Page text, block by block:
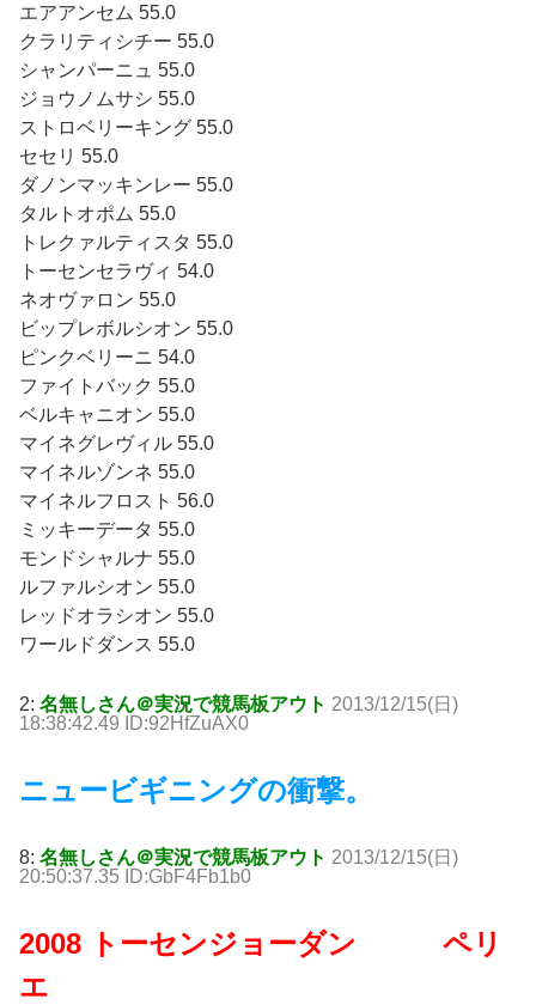
エアアンセム 55.0
クラリティシチー 55.0
シャンパーニュ 55.0
ジョウノムサシ 55.0
ストロベリーキング 55.0
セセリ 55.0
ダノンマッキンレー 55.0
タルトオポム 55.0
トレクァルティスタ 55.0
トーセンセラヴィ 54.0
ネオヴァロン 55.0
ビップレボルシオン 55.0
ピンクベリーニ 54.0
ファイトバック 55.0
ベルキャニオン 55.0
マイネグレヴィル 55.0
マイネルゾンネ 55.0
マイネルフロスト 56.0
ミッキーデータ 55.0
モンドシャルナ 55.0
ルファルシオン 55.0
レッドオラシオン 55.0
ワールドダンス 55.0
2: 名無しさん＠実況で競馬板アウト 2013/12/15(日)
18:38:42.49 ID:92HfZuAX0
ニュービギニングの衝撃。
8: 名無しさん＠実況で競馬板アウト 2013/12/15(日)
20:50:37.35 ID:GbF4Fb1b0
2008 トーセンジョーダン ペリ
エ